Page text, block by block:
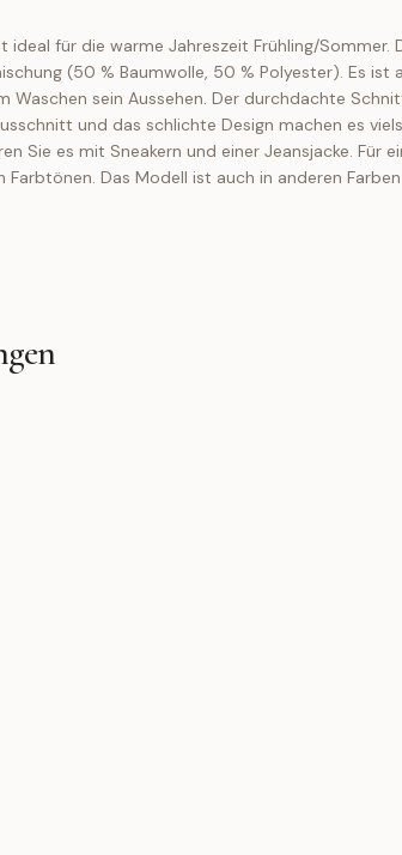
ideal für die warme Jahreszeit Frühling/
(50 % Baumwolle, 50 % Polyester). Es ist
sein Aussehen. Der durchdachte
und das schlichte Design machen es
es mit Sneakern und einer Jeansjacke. Für
Das Modell ist auch in anderen